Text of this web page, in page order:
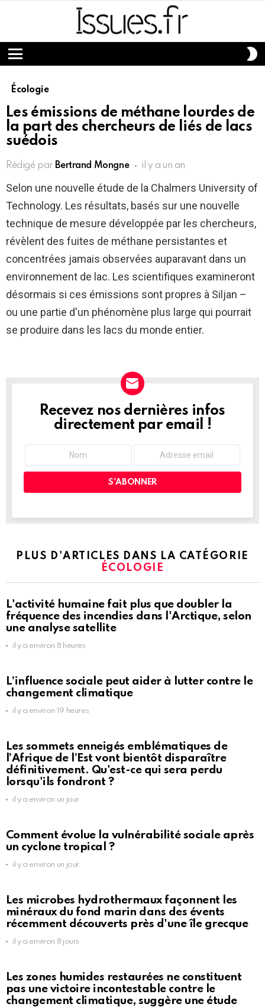
Menu
Écologie
Les émissions de méthane lourdes de
la part des chercheurs de liés de lacs
suédois
Rédigé par Bertrand Mongne il y a un an
Selon une nouvelle étude de la Chalmers University of
Technology. Les résultats, basés sur une nouvelle
technique de mesure développée par les chercheurs,
révèlent des fuites de méthane persistantes et
concentrées jamais observées auparavant dans un
environnement de lac. Les scientifiques examineront
désormais si ces émissions sont propres à Siljan –
ou une partie d'un phénomène plus large qui pourrait
se produire dans les lacs du monde entier.
NEWSLETTER
Recevez nos dernières infos
directement par email !
PLUS D'ARTICLES DANS LA CATÉGORIE
ÉCOLOGIE
L'activité humaine fait plus que doubler la
fréquence des incendies dans l'Arctique, selon
une analyse satellite
il y a environ 8 heures
L’influence sociale peut aider à lutter contre le
changement climatique
il y a environ 19 heures
Les sommets enneigés emblématiques de
l’Afrique de l’Est vont bientôt disparaître
définitivement. Qu'est-ce qui sera perdu
lorsqu'ils fondront ?
il y a environ un jour
Comment évolue la vulnérabilité sociale après
un cyclone tropical ?
il y a environ un jour
Les microbes hydrothermaux façonnent les
minéraux du fond marin dans des évents
récemment découverts près d'une île grecque
il y a environ 8 jours
Les zones humides restaurées ne constituent
pas une victoire incontestable contre le
changement climatique, suggère une étude